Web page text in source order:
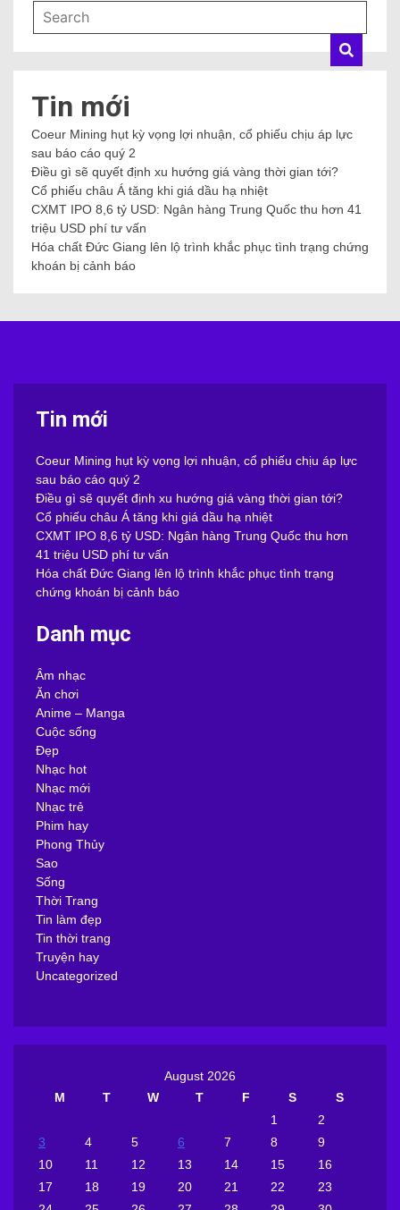
Tin mới
Coeur Mining hụt kỳ vọng lợi nhuận, cổ phiếu chịu áp lực
sau báo cáo quý 2
Điều gì sẽ quyết định xu hướng giá vàng thời gian tới?
Cổ phiếu châu Á tăng khi giá dầu hạ nhiệt
CXMT IPO 8,6 tỷ USD: Ngân hàng Trung Quốc thu hơn 41
triệu USD phí tư vấn
Hóa chất Đức Giang lên lộ trình khắc phục tình trạng chứng
khoán bị cảnh báo
Tin mới
Coeur Mining hụt kỳ vọng lợi nhuận, cổ phiếu chịu áp lực
sau báo cáo quý 2
Điều gì sẽ quyết định xu hướng giá vàng thời gian tới?
Cổ phiếu châu Á tăng khi giá dầu hạ nhiệt
CXMT IPO 8,6 tỷ USD: Ngân hàng Trung Quốc thu hơn
41 triệu USD phí tư vấn
Hóa chất Đức Giang lên lộ trình khắc phục tình trạng
chứng khoán bị cảnh báo
Danh mục
Âm nhạc
Ăn chơi
Anime – Manga
Cuộc sống
Đẹp
Nhạc hot
Nhạc mới
Nhạc trẻ
Phim hay
Phong Thủy
Sao
Sống
Thời Trang
Tin làm đẹp
Tin thời trang
Truyện hay
Uncategorized
August 2026
M
T W T F S
S
1
2
3
4 5 6 7 8
9
10
11 12 13 14 15
16
17
18 19 20 21 22
23